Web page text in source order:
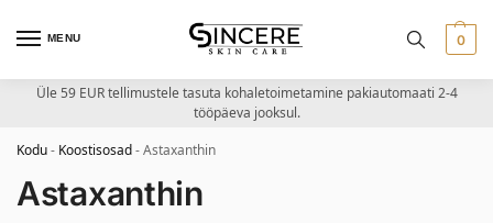
MENU 0
Üle 59 EUR tellimustele tasuta kohaletoimetamine pakiautomaati 2-4
tööpäeva jooksul.
Kodu- Koostisosad-Astaxanthin
Astaxanthin